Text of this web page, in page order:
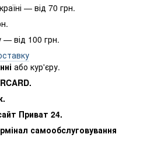
— від 70 грн.
— від 100 грн.
або кур'єру.
Приват 24.
самообслуговування